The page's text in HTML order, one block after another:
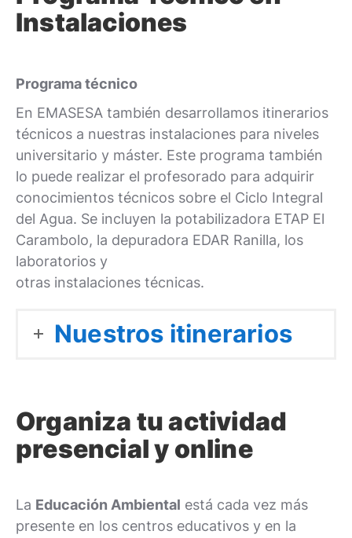
Instalaciones
Programa técnico
En EMASESA también desarrollamos itinerarios
técnicos a nuestras instalaciones para niveles
universitario y máster. Este programa también
lo puede realizar el profesorado para adquirir
conocimientos técnicos sobre el Ciclo Integral
del Agua. Se incluyen la potabilizadora ETAP El
Carambolo, la depuradora EDAR Ranilla, los
laboratorios y
otras instalaciones técnicas.
Nuestros itinerarios
Organiza tu actividad
presencial y online
La Educación Ambiental está cada vez más
presente en los centros educativos y en la